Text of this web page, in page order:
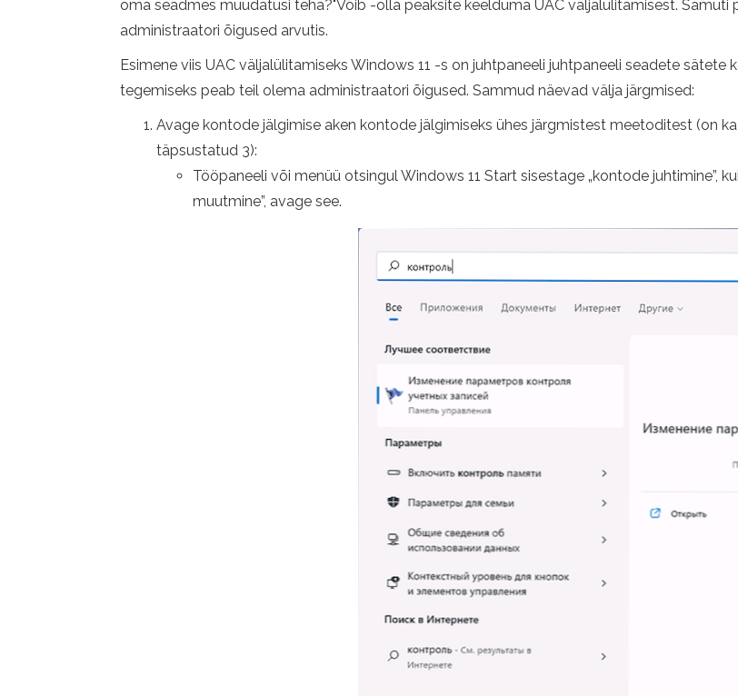
oma seadmes muudatusi teha?"Võib -olla peaksite keelduma UAC väljalülitamisest.
administraatori õigused arvutis.
Esimene viis UAC väljalülitamiseks Windows 11 -s on juhtpaneeli juhtpaneeli seadete
tegemiseks peab teil olema administraatori õigused. Sammud näevad välja järgmised:
Avage kontode jälgimise aken kontode jälgimiseks ühes järgmistest meetoditest (on
täpsustatud 3):
Tööpaneeli või menüü otsingul Windows 11 Start sisestage „kontode juhtimine”,
muutmine”, avage see.